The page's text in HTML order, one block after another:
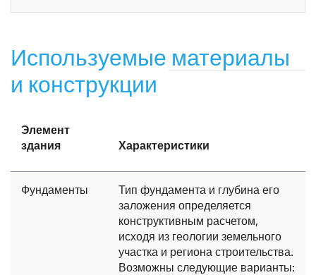
Используемые материалы
и конструкции
Элемент
здания
Характеристики
Фундаменты
Тип фундамента и глубина его
заложения определяется
конструктивным расчетом,
исходя из геологии земельного
участка и региона строительства.
Возможны следующие варианты: